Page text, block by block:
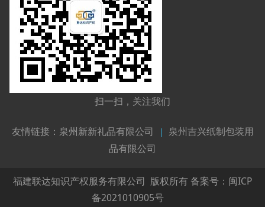
扫一扫，关注我们
友情链接： 泉州新新礼品有限公司 |
泉州吉兴纸制包装用
品有限公司
福建联达知识产权服务有限公司 版权所有 备案号： 闽ICP
备2021010905号